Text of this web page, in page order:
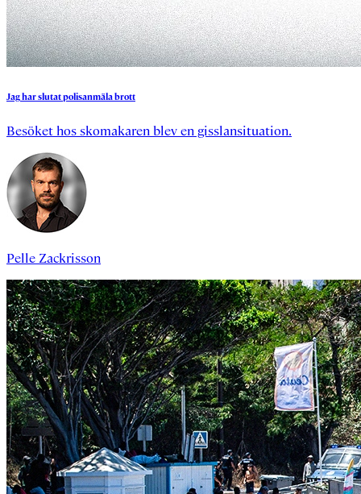
Jagharslutatpolisanmälabrott
Besöket hos skomakaren blev en gisslansituation.
Pelle Zackrisson